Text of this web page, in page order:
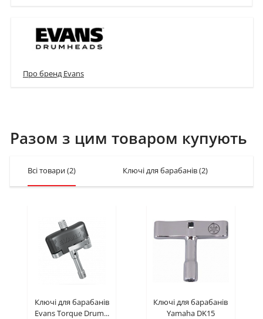
Про бренд Evans
Разом з цим товаром купують
Всі товари(2) Ключі для барабанів(2)
Ключі для барабанів
Evans Torque Drum...
Ключі для барабанів
Yamaha DK15